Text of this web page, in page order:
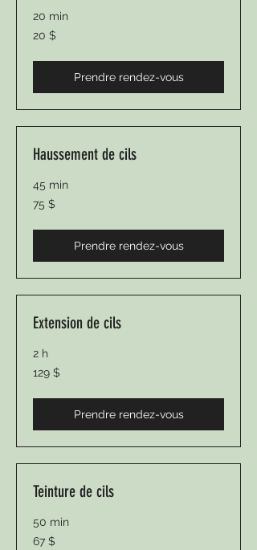
20 min
20 dollars
canadiens
20 $
Prendre rendez-vous
Haussement de cils
45 min
75 dollars
canadiens
75 $
Prendre rendez-vous
Extension de cils
2 h
129 dollars
canadiens
129 $
Prendre rendez-vous
Teinture de cils
50 min
67 dollars
canadiens
67 $